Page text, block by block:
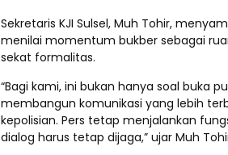
Sekretaris KJI Sulsel, Muh Tohir,
menilai momentum bukber sebagai
sekat formalitas.
“Bagi kami, ini bukan hanya soal buka
membangun komunikasi yang lebih
kepolisian. Pers tetap menjalankan
dialog harus tetap dijaga,” ujar Muh